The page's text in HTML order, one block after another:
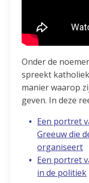
Onder de
spreekt
manier waarop
geven. In deze
Een portret
Greeuw die
organiseert
Een portret
in de politiek